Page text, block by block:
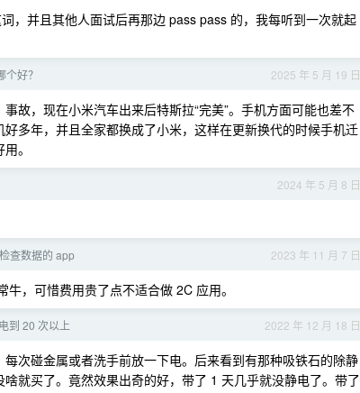
，并且其他人面试后再那边 pass pass 的，我每听到一次就起
2025 年 5 月 19 日
好？
故，现在小米汽车出来后特斯拉“完美”。手机方面可能也差不
多年，并且全家都换成了小米，这样在更新换代的时候手机迁
。
2024 年 5 月 8 日
2023 年 11 月 7 日
查数据的 app
，可惜费用贵了点不适合做 2C 应用。
2022 年 12 月 18 日
到 20 次以上
次碰金属或者洗手前放一下电。后来看到有那种吸铁石的除静
就买了。竟然效果出奇的好，带了 1 天几乎就没静电了。带了